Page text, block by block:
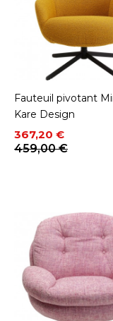
Fauteuil pivotant
Kare Design
Prix
367,20 €
Prix de base
459,00 €